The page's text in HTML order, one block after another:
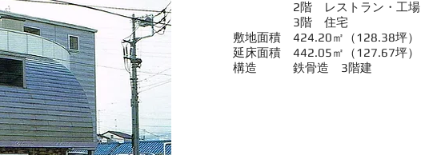
2階 レストラン・工場
3階 住宅
敷地面積 424.20㎡（128.38坪）
延床面積 442.05㎡（127.67坪）
構造 鉄骨造 3階建